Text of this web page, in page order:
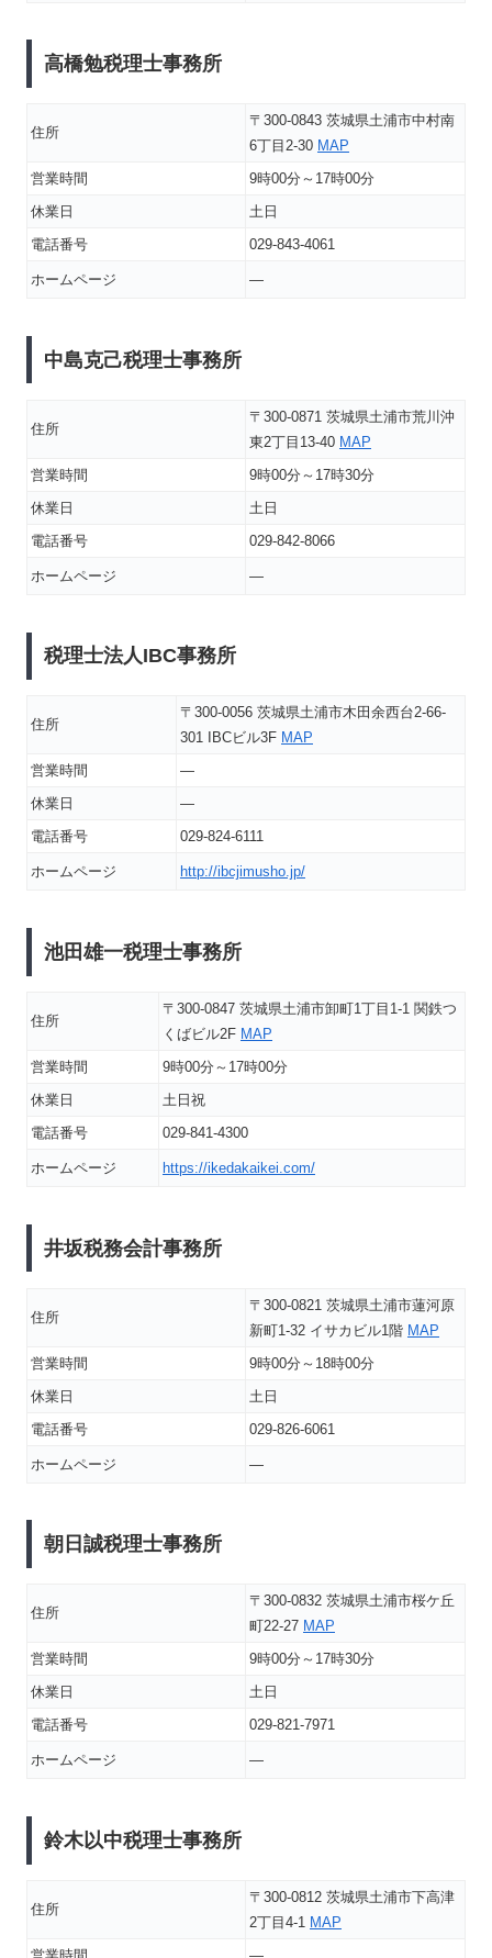
高橋勉税理士事務所
住所
〒300-0843 茨城県土浦市中村南
6丁目2-30 MAP
営業時間
9時00分～17時00分
休業日
土日
電話番号
029-843-4061
ホームページ ―
中島克己税理士事務所
住所
〒300-0871 茨城県土浦市荒川沖
東2丁目13-40 MAP
営業時間
9時00分～17時30分
休業日
土日
電話番号
029-842-8066
ホームページ ―
税理士法人IBC事務所
住所
〒300-0056 茨城県土浦市木田余西台2-66-
301 IBCビル3F MAP
営業時間
―
休業日
―
電話番号
029-824-6111
ホームページ http://ibcjimusho.jp/
池田雄一税理士事務所
住所
〒300-0847 茨城県土浦市卸町1丁目1-1 関鉄つ
くばビル2F MAP
営業時間
9時00分～17時00分
休業日
土日祝
電話番号
029-841-4300
ホームページ https://ikedakaikei.com/
井坂税務会計事務所
住所
〒300-0821 茨城県土浦市蓮河原
新町1-32 イサカビル1階 MAP
営業時間
9時00分～18時00分
休業日
土日
電話番号
029-826-6061
ホームページ ―
朝日誠税理士事務所
住所
〒300-0832 茨城県土浦市桜ケ丘
町22-27 MAP
営業時間
9時00分～17時30分
休業日
土日
電話番号
029-821-7971
ホームページ ―
鈴木以中税理士事務所
住所
〒300-0812 茨城県土浦市下高津
2丁目4-1 MAP